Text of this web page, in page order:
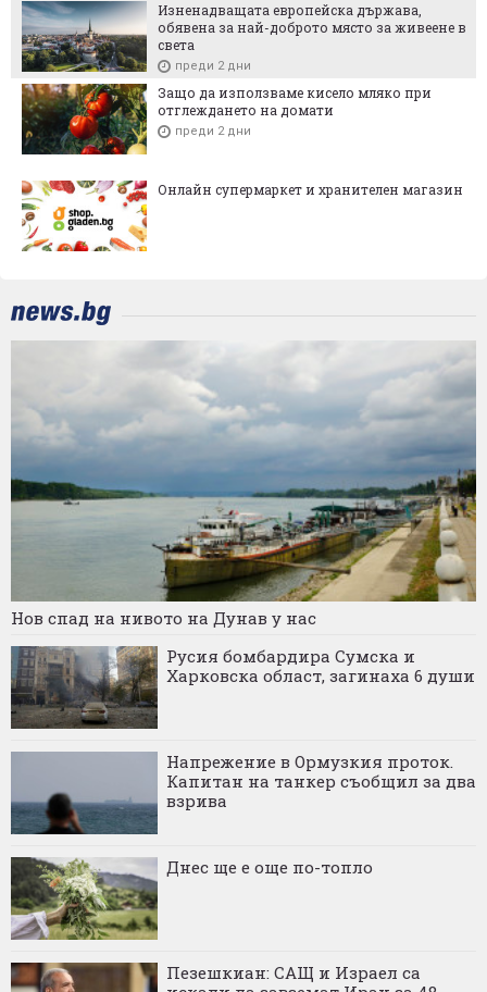
Изненадващата европейска държава,
обявена за най-доброто място за живеене в
света
преди 2 дни
Защо да използваме кисело мляко при
отглеждането на домати
преди 2 дни
Онлайн супермаркет и хранителен магазин
Нов спад на нивото на Дунав у нас
Русия бомбардира Сумска и
Харковска област, загинаха 6 души
Напрежение в Ормузкия проток.
Капитан на танкер съобщил за два
взрива
Днес ще е още по-топло
Пезешкиан: САЩ и Израел са